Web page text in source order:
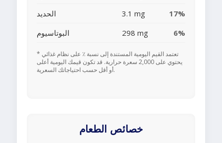
الحديد
3.1 mg
17%
البوتاسيوم
298 mg 6%
* تعتمد القيم اليومية المستندة إلى نسبة ٪ على نظام غذائي
يحتوي على 2,000 سعرة حرارية. قد تكون قيمك اليومية أعلى
أو أقل حسب احتياجاتك السعرية.
خصائص الطعام